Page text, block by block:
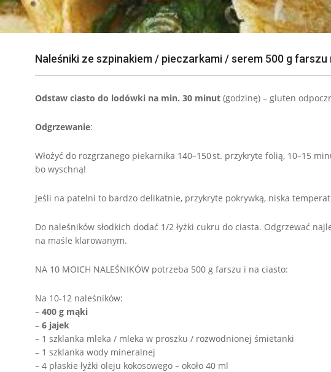
Naleśniki ze szpinakiem / pieczarkami / serem 500 g farszu
Odstaw ciasto do lodówki na min. 30 minut (godzinę) – gluten
Odgrzewanie:
Włożyć do rozgrzanego piekarnika 140–150 st. przykryte folią, 10–15
bo wyschną!
Jeśli na patelni to bardzo delikatnie, przykryte pokrywką, niska
Do naleśników słodkich dodać 1/2 łyżki cukru do ciasta. Odgrzewać
na maśle klarowanym.
NA 10 MOICH NALEŚNIKÓW potrzeba 500 g farszu i na ciasto:
Na 10-12 naleśników:
– 400 g mąki
– 6 jajek
– 1 szklanka mleka / mleka w proszku / rozwodnionej śmietanki
– 1 szklanka wody mineralnej
– 4 płaskie łyżki oleju kokosowego – około 40 ml